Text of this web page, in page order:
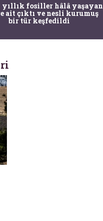
yıllık fosiller hâlâ yaşayan
ait çıktı ve nesli kurumuş
bir tür keşfedildi